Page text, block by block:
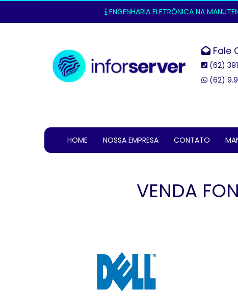
ENGENHARIA ELETRÔNICA NA
Fale
(62)
(62)
HOME NOSSA EMPRESA CONTATO
VENDA